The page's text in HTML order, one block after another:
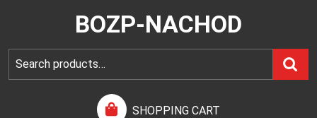
BOZP-NACHOD
SHOPPING CART